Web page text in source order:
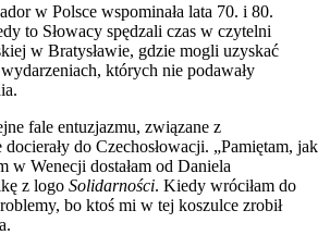
w Polsce wspominała lata 70. i 80.
to Słowacy spędzali czas w czytelni
w Bratysławie, gdzie mogli uzyskać
których nie podawały
fale entuzjazmu, związane z
do Czechosłowacji. „Pamiętam, jak
w Wenecji dostałam od Daniela
z logo Solidarności. Kiedy wróciłam do
bo ktoś mi w tej koszulce zrobił